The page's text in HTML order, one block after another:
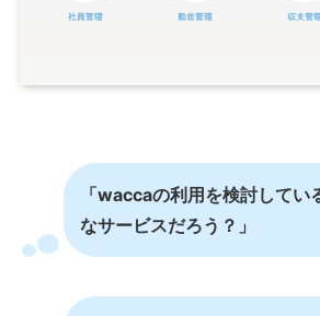
「waccaの利用を検討してい
なサービスだろう？」